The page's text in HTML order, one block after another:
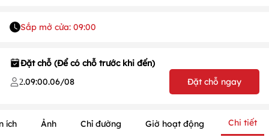
Sắp mở cửa: 09:00
Đặt chỗ (Để có chỗ trước khi đến)
2.09:00.06/08 Đặt chỗ ngay
ích Ảnh Chỉ đường Giờ hoạt động Chi tiết